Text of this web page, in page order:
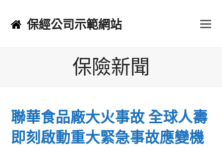
保經公司示範網站
保險新聞
聯華食品廠大火事故 全球人壽
即刻啟動重大緊急事故應變機